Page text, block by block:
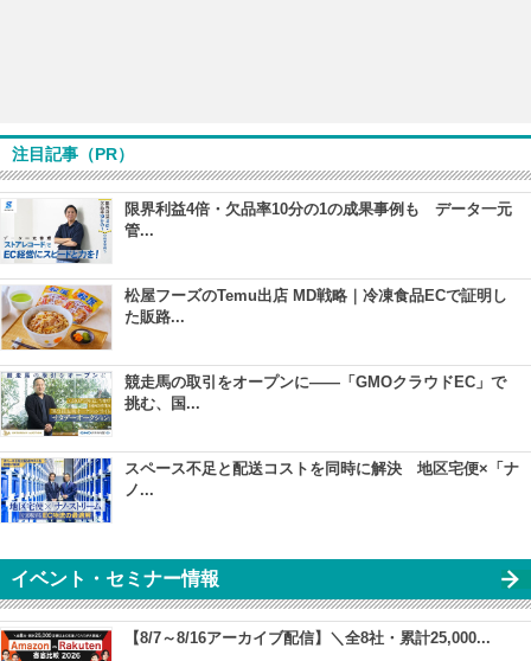
注目記事（PR）
限界利益4倍・欠品率10分の1の成果事例も データ一元
管...
松屋フーズのTemu出店 MD戦略｜冷凍食品ECで証明し
た販路...
競走馬の取引をオープンに――「GMOクラウドEC」で
挑む、国...
スペース不足と配送コストを同時に解決 地区宅便×「ナ
ノ...
イベント・セミナー情報
【8/7～8/16アーカイブ配信】＼全8社・累計25,000...